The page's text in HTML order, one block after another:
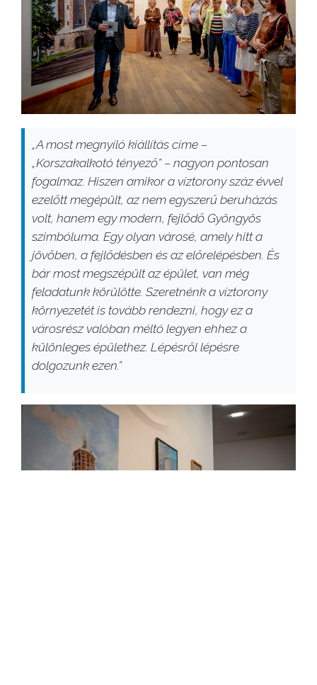
„A most megnyíló kiállítás címe –
„Korszakalkotó tényező” – nagyon pontosan
fogalmaz. Hiszen amikor a víztorony száz évvel
ezelőtt megépült, az nem egyszerű beruházás
volt, hanem egy modern, fejlődő Gyöngyös
szimbóluma. Egy olyan városé, amely hitt a
jövőben, a fejlődésben és az előrelépésben. És
bár most megszépült az épület, van még
feladatunk körülötte. Szeretnénk a víztorony
környezetét is tovább rendezni, hogy ez a
városrész valóban méltó legyen ehhez a
különleges épülethez. Lépésről lépésre
dolgozunk ezen.”